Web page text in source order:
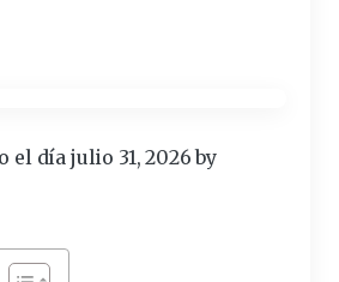
el día julio 31, 2026 by